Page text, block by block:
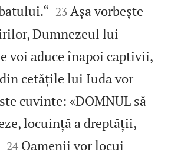


23 Așa vorbește
Dumnezeul lui
voi aduce înapoi captivii,
cetățile lui Iuda vor
cuvinte: «DOMNUL să
locuință a dreptății,

24 Oamenii vor locui